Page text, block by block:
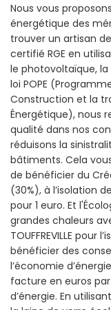
Nous vous
énergétique des
trouver un artisan
certifié RGE en
le photovoltaïque, la
loi POPE
Construction et la
Énergétique), nous
qualité dans nos
réduisons la
bâtiments. Cela
de bénéficier du
(30%), à l’isolation
pour 1 euro. Et
grandes chaleurs
TOUFFREVILLE
bénéficier des
l’économie
facture en euros
d’énergie. En